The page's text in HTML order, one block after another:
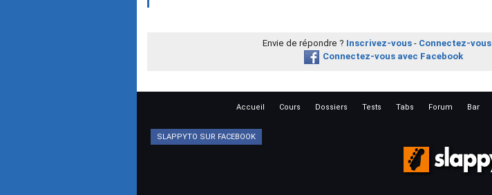
Envie de répondre ? Inscrivez-vous - Connectez-vous
Connectez-vous avec Facebook
Accueil Cours Dossiers Tests Tabs Forum Bar
SLAPPYTO SUR FACEBOOK